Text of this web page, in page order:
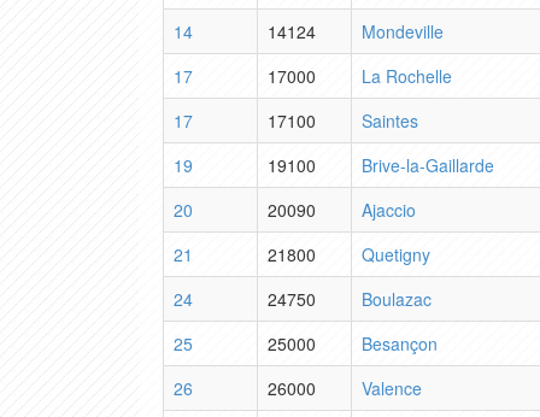
14
14124
Mondeville
17
17000
La Rochelle
17
17100
Saintes
19
19100
Brive-la-Gaillarde
20
20090
Ajaccio
21
21800
Quetigny
24
24750
Boulazac
25
25000
Besançon
26
26000
Valence